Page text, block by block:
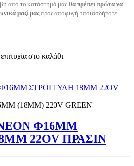
από το κατάστημά μας θα πρέπει πρώτα να
μαζί μαςπρος αποφυγή οποιασδήποτε
στο καλάθι
(18ΜΜ) 220V GREEN
Φ16ΜΜ
22OV ΠΡΑΣΙΝ